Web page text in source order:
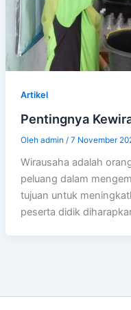
Artikel
Pentingnya
Oleh admin / 7 November
Wirausaha adalah
peluang dalam
tujuan untuk
peserta didik